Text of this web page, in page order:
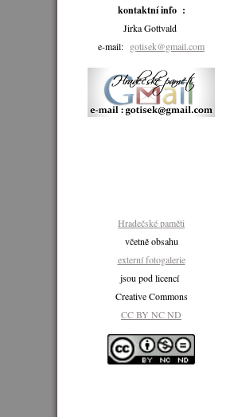
kontaktní info :
Jirka Gottvald
e-mail: gotisek@gmail.com
Hradečské paměti
včetně obsahu
externí fotogalerie
jsou pod licencí
Creative Commons
CC BY NC ND